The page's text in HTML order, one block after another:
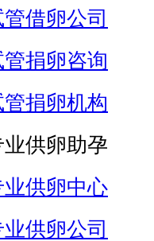
借卵公司
管捐卵咨询
管捐卵机构
业供卵助孕
业供卵中心
供卵公司